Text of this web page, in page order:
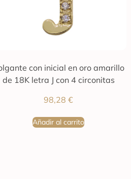
con inicial en oro amarillo
de 18K letra J con 4 circonitas
98,28€
Añadir al carrito